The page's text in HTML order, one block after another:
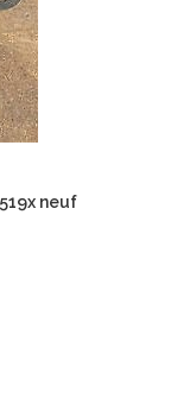
neuf